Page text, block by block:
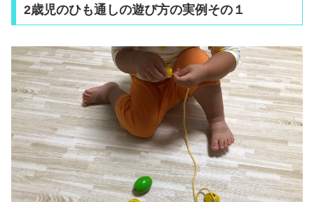
2歳児のひも通しの遊び方の実例その１